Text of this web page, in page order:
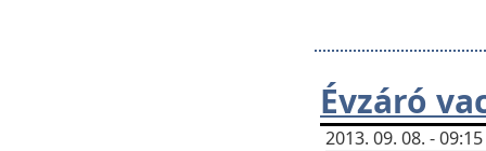
Évzáró
2013. 09. 08. -